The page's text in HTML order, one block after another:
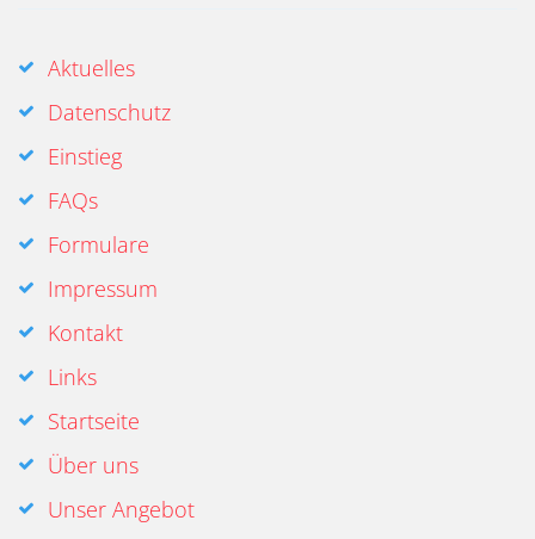
Aktuelles
Datenschutz
Einstieg
FAQs
Formulare
Impressum
Kontakt
Links
Startseite
Über uns
Unser Angebot